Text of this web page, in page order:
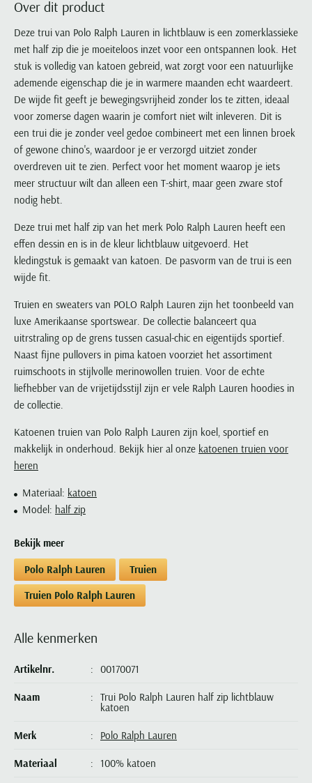
Portofino
Profuomo
R2
Seidensticker
State of Art
Tommy Hilfiger
Vanguard
Xacus
Populaire kleuren
Zwart overhemd heren
Blauw overhemd heren
Groen overhemd heren
Grote maten
Grote maten overhemden
Grote maten herenkleding
Populaire materialen
Flanellen overhemden
Linnen overhemden
Katoenen overhemden
Corduroy overhemden
PME Legend
Polo Ralph Lauren
Portofino
Profuomo
State of Art
Superdry
Tommy Hilfiger
Vanguard
Grote maten
Grote maten poloshirts
Grote maten herenmode
Populaire kleuren
Witte polo heren
Oranje polo heren
Blauwe polo heren
Groene polo heren
Populaire lijnen
Ralph Lauren Slim Fit polo
Ralph Lauren Custom Fit polo
Deals
Polo Ralph Lauren
PME Legend
Portofino
Profuomo
State of Art
Superdry
Thomas Maine
Tommy Hilfiger
Vanguard
William Lockie
Populaire materialen
Katoenen trui
Merino wol trui
Katoenen vest
Wollen vest
Fleece trui
Grote maten
Grote maten truien
Grote maten vesten
Grote maten specialist
Pierre Cardin
PME Legend
Polo Ralph Lauren
Portofino
Replay
Tommy Hilfiger
Tramarossa
Vanguard
Deals
2e broek voor de helft
Populaire merk lijnen
Meyer Chicago
Meyer Diego
Meyer Dubai
Grote maten
Grote maten broeken
Grote maten herenmode
Populaire fits
Jeans slim fit
Cargo broeken
PME Legend
Polo Ralph Lauren
Portofino
Reset
State of Art
Superdry
Tenson
Tommy Hilfiger
UBR
Vanguard
Wellington of Billmore
Grote maten
Grote maten jassen
Grote maten winterjassen
Grote maten zomerjassen
Grote maten specialist
Model jas
Gewatteerde jassen
Parka jassen
Mantel jassen
Bomber jacks
Windjacks
Tussenjassen
Bodywarmers
New Zealand
Olymp
Paul & Shark
Polo Ralph Lauren
PME Legend
Profuomo
R2
State of Art
Superdry
Tommy Hilfiger
Tramarossa
Vanguard
Lacoste
Ledub
Lyle & Scott
Mac
Maerz
Magnanni
Mason's
Mc Alson
Meyer
North 84
Paul & Shark
People of Shibuya
Peuterey
Pierre Cardin
Polo Ralph Lauren
PME Legend
Rehab
Replay
Schiesser
Seidensticker
State of Art
Thomas Maine
Tommy Hilfiger
Over dit product
Deze trui van Polo Ralph Lauren in lichtblauw is een zomerklassieke
met half zip die je moeiteloos inzet voor een ontspannen look. Het
stuk is volledig van katoen gebreid, wat zorgt voor een natuurlijke
ademende eigenschap die je in warmere maanden echt waardeert.
De wijde fit geeft je bewegingsvrijheid zonder los te zitten, ideaal
voor zomerse dagen waarin je comfort niet wilt inleveren. Dit is
een trui die je zonder veel gedoe combineert met een linnen broek
of gewone chino's, waardoor je er verzorgd uitziet zonder
overdreven uit te zien. Perfect voor het moment waarop je iets
meer structuur wilt dan alleen een T-shirt, maar geen zware stof
nodig hebt.
Deze trui met half zip van het merk Polo Ralph Lauren heeft een
effen dessin en is in de kleur lichtblauw uitgevoerd. Het
kledingstuk is gemaakt van katoen. De pasvorm van de trui is een
wijde fit.
Truien en sweaters van POLO Ralph Lauren zijn het toonbeeld van
luxe Amerikaanse sportswear. De collectie balanceert qua
uitrstraling op de grens tussen casual-chic en eigentijds sportief.
Naast fijne pullovers in pima katoen voorziet het assortiment
ruimschoots in stijlvolle merinowollen truien. Voor de echte
liefhebber van de vrijetijdsstijl zijn er vele Ralph Lauren hoodies in
de collectie.
Katoenen truien van Polo Ralph Lauren zijn koel, sportief en
makkelijk in onderhoud. Bekijk hier al onze katoenen truien voor
heren
Materiaal: katoen
Model: half zip
Bekijk meer
Polo Ralph Lauren
Truien
Truien Polo Ralph Lauren
Alle kenmerken
Artikelnr. 00170071
Naam Trui Polo Ralph Lauren half zip lichtblauw
katoen
Merk Polo Ralph Lauren
Materiaal 100% katoen